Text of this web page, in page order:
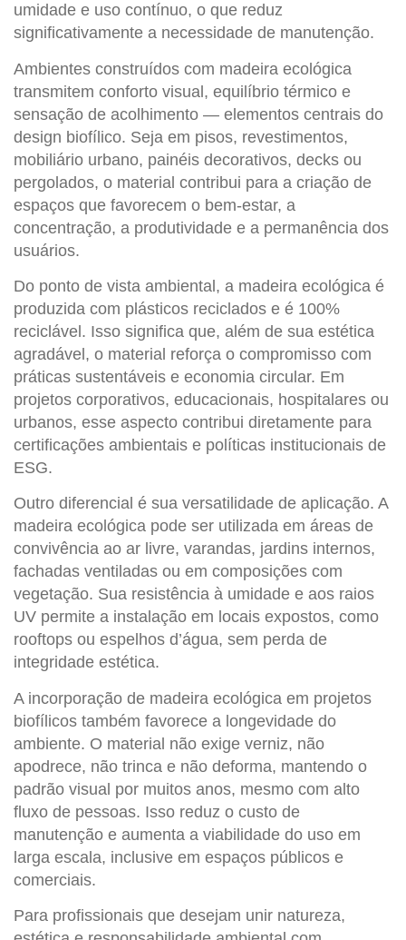
umidade e uso contínuo, o que reduz
significativamente a necessidade de manutenção.
Ambientes construídos com madeira ecológica
transmitem conforto visual, equilíbrio térmico e
sensação de acolhimento — elementos centrais do
design biofílico. Seja em pisos, revestimentos,
mobiliário urbano, painéis decorativos, decks ou
pergolados, o material contribui para a criação de
espaços que favorecem o bem-estar, a
concentração, a produtividade e a permanência dos
usuários.
Do ponto de vista ambiental, a madeira ecológica é
produzida com plásticos reciclados e é 100%
reciclável. Isso significa que, além de sua estética
agradável, o material reforça o compromisso com
práticas sustentáveis e economia circular. Em
projetos corporativos, educacionais, hospitalares ou
urbanos, esse aspecto contribui diretamente para
certificações ambientais e políticas institucionais de
ESG.
Outro diferencial é sua versatilidade de aplicação. A
madeira ecológica pode ser utilizada em áreas de
convivência ao ar livre, varandas, jardins internos,
fachadas ventiladas ou em composições com
vegetação. Sua resistência à umidade e aos raios
UV permite a instalação em locais expostos, como
rooftops ou espelhos d’água, sem perda de
integridade estética.
A incorporação de madeira ecológica em projetos
biofílicos também favorece a longevidade do
ambiente. O material não exige verniz, não
apodrece, não trinca e não deforma, mantendo o
padrão visual por muitos anos, mesmo com alto
fluxo de pessoas. Isso reduz o custo de
manutenção e aumenta a viabilidade do uso em
larga escala, inclusive em espaços públicos e
comerciais.
Para profissionais que desejam unir natureza,